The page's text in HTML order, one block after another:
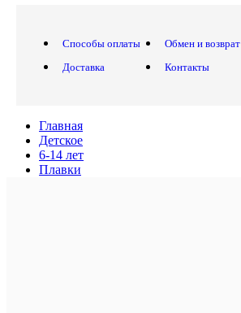
Способы оплаты
Доставка
Обмен и возврат
Контакты
Главная
Детское
6-14 лет
Плавки